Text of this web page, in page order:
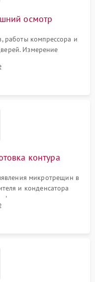
Подробнее →
осмотр
работы компрессора и
Измерение
термостата и
дисплея.
контура
микротрещин в
и конденсатора
фильтра-осушителя и
устранения засоров.